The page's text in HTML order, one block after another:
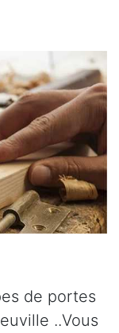
de portes
..Vous